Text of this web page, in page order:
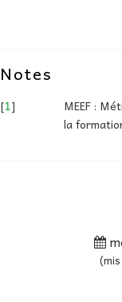
Notes
[1]
MEEF :
la